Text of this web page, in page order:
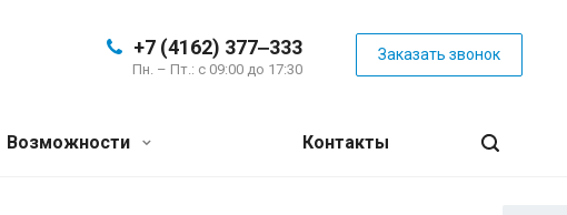
+7 (4162) 377‒333
Пн. – Пт.: с 09:00 до 17:30
Заказать звонок
Возможности Контакты